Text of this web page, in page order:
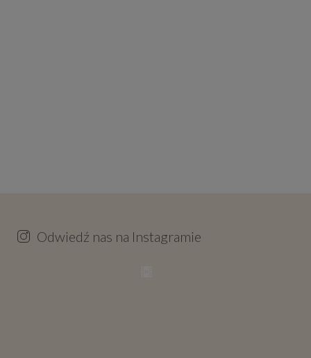
Odwiedź nas na Instagramie